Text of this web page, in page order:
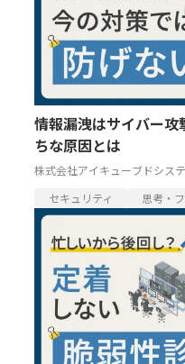
情報漏洩はサイバー
ちな原因とは
株式会社アイキューブドシス
セキュリティ
思考・